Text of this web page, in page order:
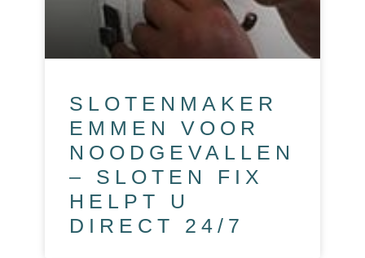
SLOTENMAKER
EMMEN VOOR
NOODGEVALLEN
– SLOTEN FIX
HELPT U
DIRECT 24/7